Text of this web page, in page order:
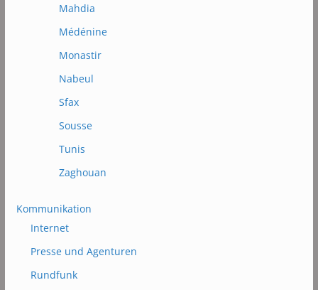
Mahdia
Médénine
Monastir
Nabeul
Sfax
Sousse
Tunis
Zaghouan
Kommunikation
Internet
Presse und Agenturen
Rundfunk